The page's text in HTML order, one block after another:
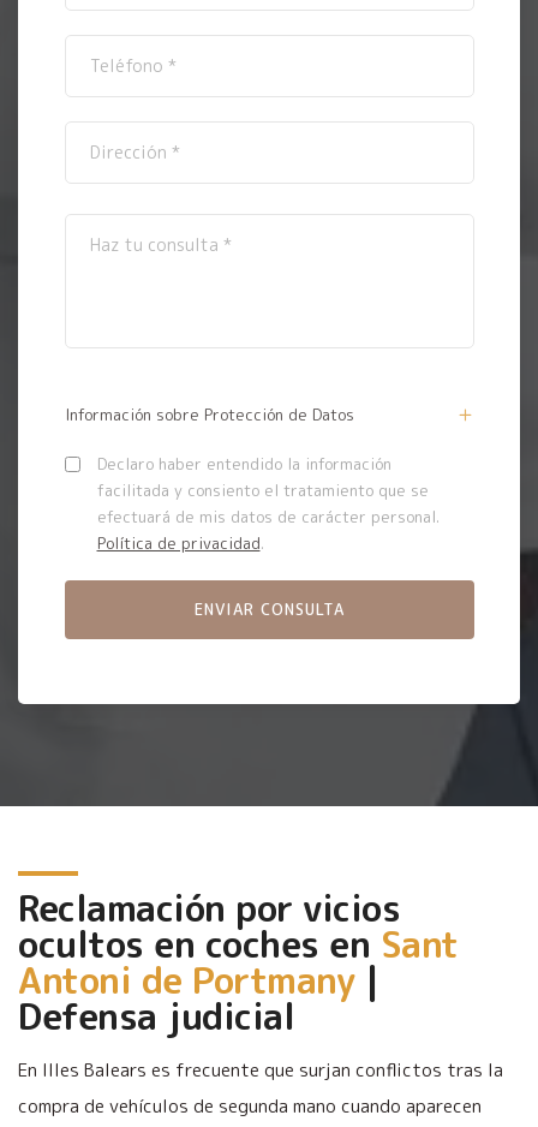
Información sobre Protección de Datos
Declaro haber entendido la información
facilitada y consiento el tratamiento que se
efectuará de mis datos de carácter personal.
Política de privacidad.
Reclamación por vicios
ocultos en coches en Sant
Antoni de Portmany|
Defensa judicial
En Illes Balears es frecuente que surjan conflictos tras la
compra de vehículos de segunda mano cuando aparecen